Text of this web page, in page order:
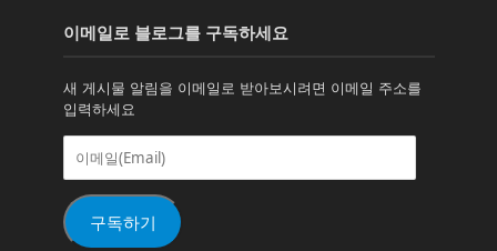
이메일로 블로그를 구독하세요
새 게시물 알림을 이메일로 받아보시려면 이메일 주소를
입력하세요
이
일
(Email)
구독하기